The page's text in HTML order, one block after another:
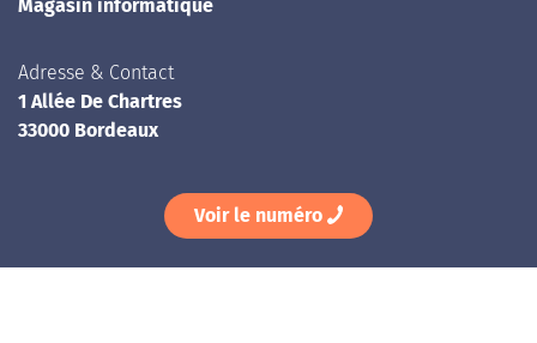
Magasin informatique
Adresse & Contact
1 Allée De Chartres
33000 Bordeaux
Voir le numéro